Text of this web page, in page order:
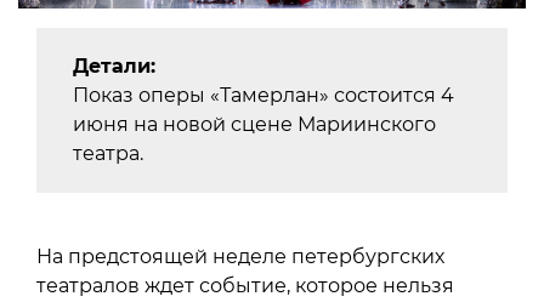
Детали:
Показ оперы «Тамерлан» состоится 4
июня на новой сцене Мариинского
театра.
На предстоящей неделе петербургских
театралов ждет событие, которое нельзя